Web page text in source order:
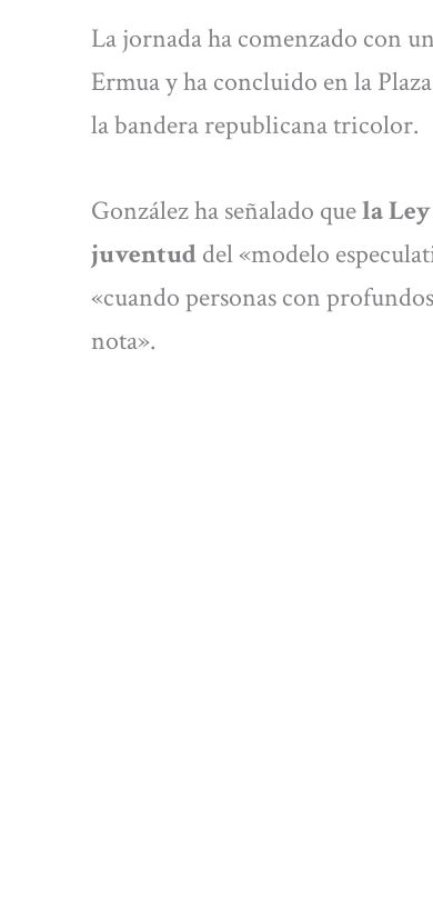
La jornada ha comenzado con
Ermua y ha concluido en la
la bandera republicana tricolor.
González ha señalado quela
juventuddel «modelo
«cuando personas con
nota».